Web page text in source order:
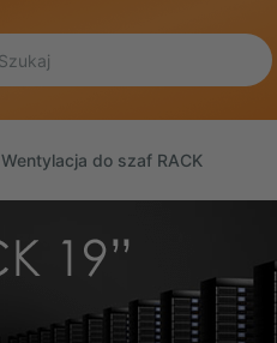
Wentylacja do szaf RACK